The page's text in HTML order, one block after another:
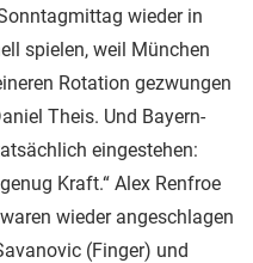
wieder in
spielen, weil München
Rotation gezwungen
Theis. Und Bayern-
eingestehen:
Kraft.“ Alex Renfroe
wieder angeschlagen
(Finger) und